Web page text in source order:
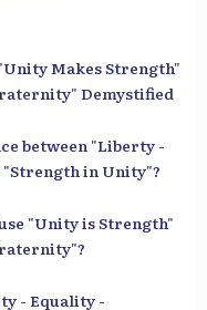
Makes Strength"
Demystified
between "Liberty -
in Unity"?
"Unity is Strength"
- Equality -